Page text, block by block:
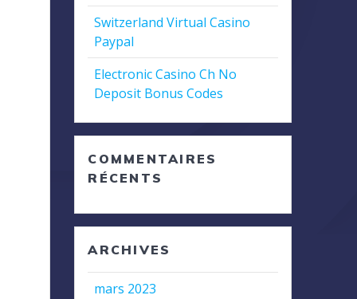
Switzerland Virtual Casino
Paypal
Electronic Casino Ch No
Deposit Bonus Codes
COMMENTAIRES
RÉCENTS
ARCHIVES
mars 2023